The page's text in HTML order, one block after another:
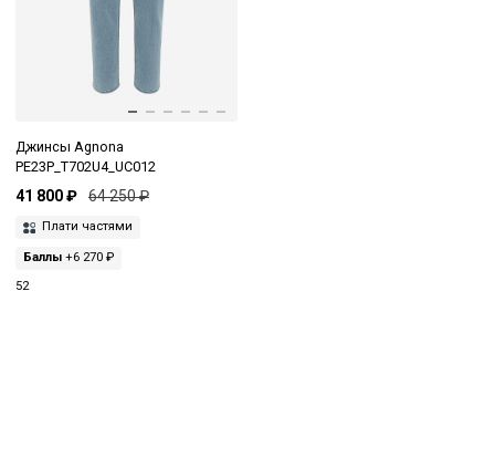
Джинсы Agnona
PE23P_T702U4_UC012
41 800 ₽ 64 250 ₽
Плати частями
Баллы +6 270 ₽
52